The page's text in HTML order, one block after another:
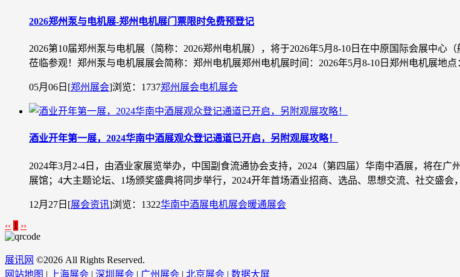
2026郑州泵与电机展-郑州电机展门票限时免费预登记
2026第10届郑州泵与电机展（简称：2026郑州电机展），将于2026年5月8-10日在中原国际会展中
莅临参观！郑州泵与电机展展会简称：郑州电机展郑州电机展时间：2026年5月8-10日郑州电机展地
05月06日 [郑州展会]浏览：1737郑州展会电机展会
酒业开年第一展，2024华南中酒展观众登记通道已开启，另附观展攻略！
2024年3月2-4日，由酒业家展览举办，中国副食流通协会支持，2024（第四届）华南中酒展，将在
展馆；4大主题论坛、1场颁奖盛典将同步举行，2024开年首场酒业招商、选品、思想交流、社交盛会
12月27日 [展会资讯]浏览：1322华南中酒展电机展会暖通展会
‹‹ 1 ››
展讯网 ©2026 All Rights Reserved.
网站地图 | 上海展会 | 深圳展会 | 广州展会 | 北京展会 | 数据大屏